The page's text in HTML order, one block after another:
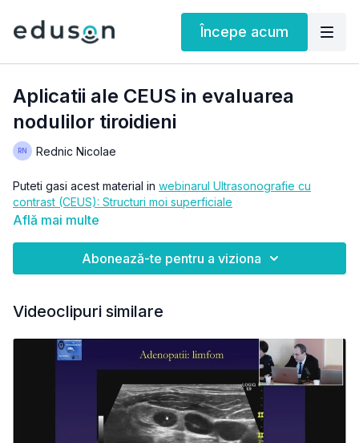
Începe acum
Aplicatii ale CEUS in evaluarea
nodulilor tiroidieni
Rednic Nicolae
Puteti gasi acest material in webinarul Ultrasonografie cu
contrast (CEUS): Structuri moi superficiale
Află mai multe
Abonează-te pentru a viziona
Videoclipuri similare